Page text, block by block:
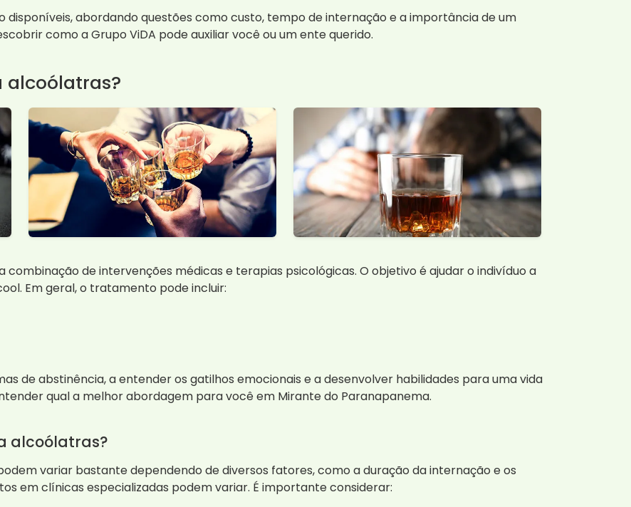
abordando questões como custo, tempo de internação e a importância de um
como a Grupo ViDA pode auxiliar você ou um ente querido.
alcoólatras?
de intervenções médicas e terapias psicológicas. O objetivo é ajudar o indivíduo a
Em geral, o tratamento pode incluir:
de abstinência, a entender os gatilhos emocionais e a desenvolver habilidades para uma vida
qual a melhor abordagem para você em Mirante do Paranapanema.
alcoólatras?
variar bastante dependendo de diversos fatores, como a duração da internação e os
em clínicas especializadas podem variar. É importante considerar: